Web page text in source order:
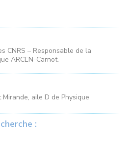
CNRS – Responsable de la
ARCEN-Carnot.
aile D de Physique
: